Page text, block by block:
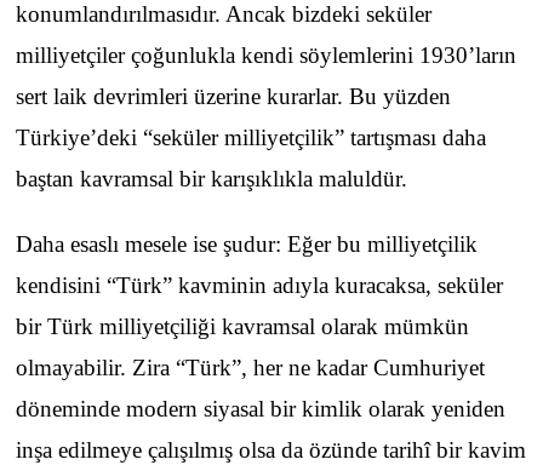
konumlandırılmasıdır. Ancak bizdeki seküler
milliyetçiler çoğunlukla kendi söylemlerini 1930’ların
sert laik devrimleri üzerine kurarlar. Bu yüzden
Türkiye’deki “seküler milliyetçilik” tartışması daha
baştan kavramsal bir karışıklıkla maluldür.
Daha esaslı mesele ise şudur: Eğer bu milliyetçilik
kendisini “Türk” kavminin adıyla kuracaksa, seküler
bir Türk milliyetçiliği kavramsal olarak mümkün
olmayabilir. Zira “Türk”, her ne kadar Cumhuriyet
döneminde modern siyasal bir kimlik olarak yeniden
inşa edilmeye çalışılmış olsa da özünde tarihî bir kavim